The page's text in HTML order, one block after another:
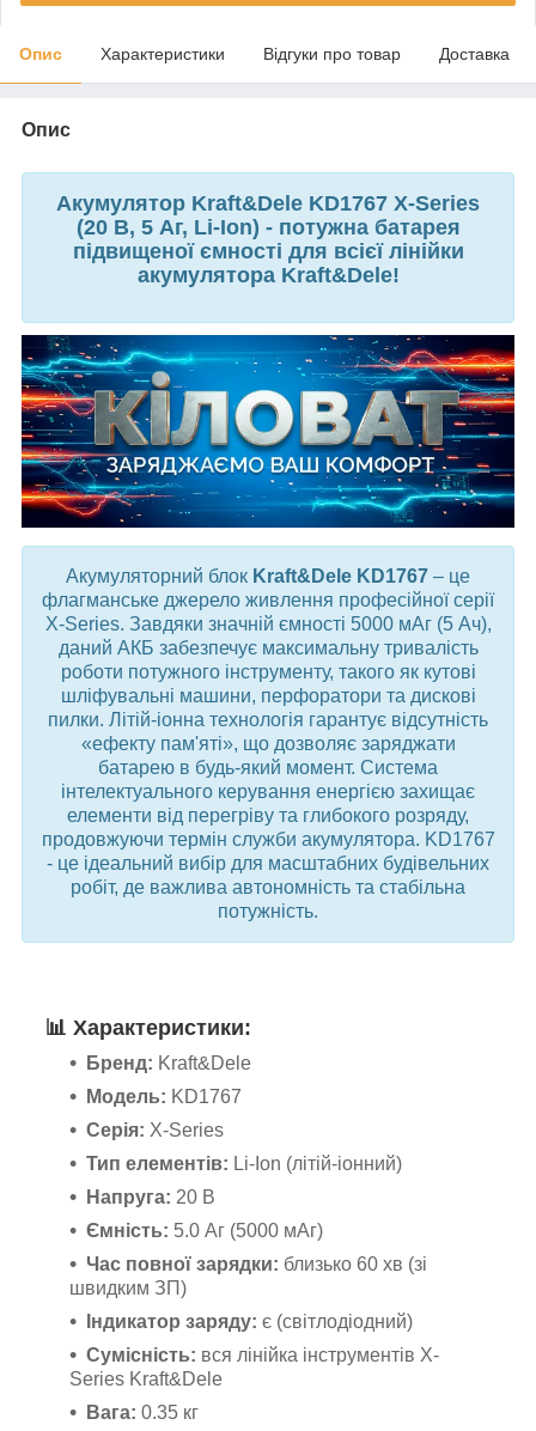
Опис Характеристики Відгуки про товар Доставка
Опис
Акумулятор Kraft&Dele KD1767 X-Series
(20 В, 5 Аг, Li-Ion) - потужна батарея
підвищеної ємності для всієї лінійки
акумулятора Kraft&Dele!
Акумуляторний блок Kraft&Dele KD1767 – це
флагманське джерело живлення професійної серії
X-Series. Завдяки значній ємності 5000 мАг (5 Ач),
даний АКБ забезпечує максимальну тривалість
роботи потужного інструменту, такого як кутові
шліфувальні машини, перфоратори та дискові
пилки. Літій-іонна технологія гарантує відсутність
«ефекту пам'яті», що дозволяє заряджати
батарею в будь-який момент. Система
інтелектуального керування енергією захищає
елементи від перегріву та глибокого розряду,
продовжуючи термін служби акумулятора. KD1767
- це ідеальний вибір для масштабних будівельних
робіт, де важлива автономність та стабільна
потужність.
📊 Характеристики:
Бренд: Kraft&Dele
Модель: KD1767
Серія: X-Series
Тип елементів: Li-Ion (літій-іонний)
Напруга: 20 В
Ємність: 5.0 Аг (5000 мАг)
Час повної зарядки: близько 60 хв (зі
швидким ЗП)
Індикатор заряду: є (світлодіодний)
Сумісність: вся лінійка інструментів X-
Series Kraft&Dele
Вага: 0.35 кг